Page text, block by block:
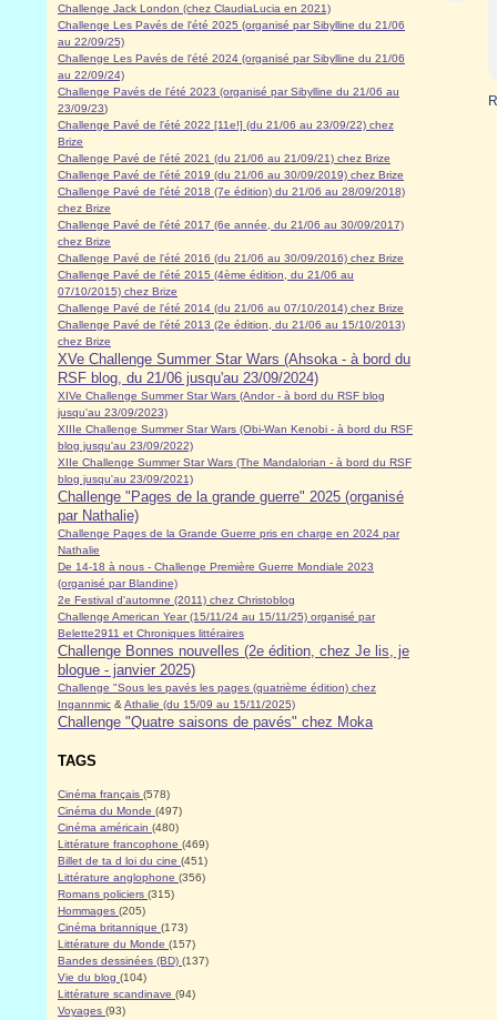
Challenge Jack London (chez ClaudiaLucia en 2021)
Challenge Les Pavés de l'été 2025 (organisé par Sibylline du 21/06
au 22/09/25)
Challenge Les Pavés de l'été 2024 (organisé par Sibylline du 21/06
au 22/09/24)
Challenge Pavés de l'été 2023 (organisé par Sibylline du 21/06 au
23/09/23)
Challenge Pavé de l'été 2022 [11e!] (du 21/06 au 23/09/22) chez
Brize
Challenge Pavé de l'été 2021 (du 21/06 au 21/09/21) chez Brize
Challenge Pavé de l'été 2019 (du 21/06 au 30/09/2019) chez Brize
Challenge Pavé de l'été 2018 (7e édition) du 21/06 au 28/09/2018)
chez Brize
Challenge Pavé de l'été 2017 (6e année, du 21/06 au 30/09/2017)
chez Brize
Challenge Pavé de l'été 2016 (du 21/06 au 30/09/2016) chez Brize
Challenge Pavé de l'été 2015 (4ème édition, du 21/06 au
07/10/2015) chez Brize
Challenge Pavé de l'été 2014 (du 21/06 au 07/10/2014) chez Brize
Challenge Pavé de l'été 2013 (2e édition, du 21/06 au 15/10/2013)
chez Brize
XVe Challenge Summer Star Wars (Ahsoka - à bord du
RSF blog, du 21/06 jusqu'au 23/09/2024)
XIVe Challenge Summer Star Wars (Andor - à bord du RSF blog
jusqu'au 23/09/2023)
XIIIe Challenge Summer Star Wars (Obi-Wan Kenobi - à bord du RSF
blog jusqu'au 23/09/2022)
XIIe Challenge Summer Star Wars (The Mandalorian - à bord du RSF
blog jusqu'au 23/09/2021)
Challenge "Pages de la grande guerre" 2025 (organisé
par Nathalie)
Challenge Pages de la Grande Guerre pris en charge en 2024 par
Nathalie
De 14-18 à nous - Challenge Première Guerre Mondiale 2023
(organisé par Blandine)
2e Festival d'automne (2011) chez Christoblog
Challenge American Year (15/11/24 au 15/11/25) organisé par
Belette2911 et Chroniques littéraires
Challenge Bonnes nouvelles (2e édition, chez Je lis, je
blogue - janvier 2025)
Challenge "Sous les pavés les pages (quatrième édition) chez
Ingannmic & Athalie (du 15/09 au 15/11/2025)
Challenge "Quatre saisons de pavés" chez Moka
TAGS
Cinéma français (578)
Cinéma du Monde (497)
Cinéma américain (480)
Littérature francophone (469)
Billet de ta d loi du cine (451)
Littérature anglophone (356)
Romans policiers (315)
Hommages (205)
Cinéma britannique (173)
Littérature du Monde (157)
Bandes dessinées (BD) (137)
Vie du blog (104)
Littérature scandinave (94)
Voyages (93)